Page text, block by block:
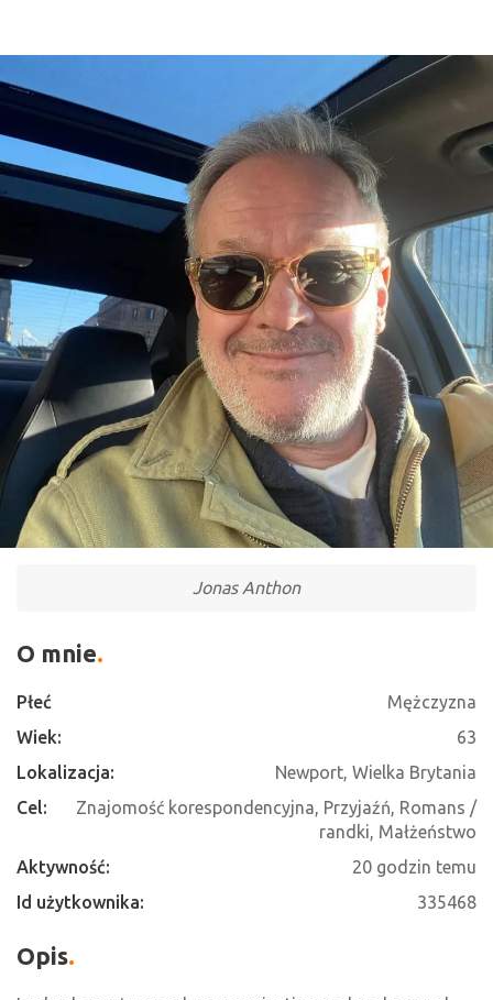
Jonas Anthon
O mnie
Płeć
Mężczyzna
Wiek:
63
Lokalizacja:
Newport, Wielka Brytania
Cel:
Znajomość korespondencyjna, Przyjaźń, Romans /
randki, Małżeństwo
Aktywność:
20 godzin temu
Id użytkownika:
335468
Opis